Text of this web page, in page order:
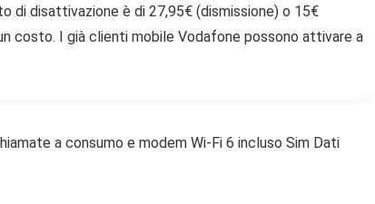
di disattivazione è di 27,95€ (dismissione) o 15€
costo. I già clienti mobile Vodafone possono attivare a
a consumo e modem Wi-Fi 6 incluso Sim Dati